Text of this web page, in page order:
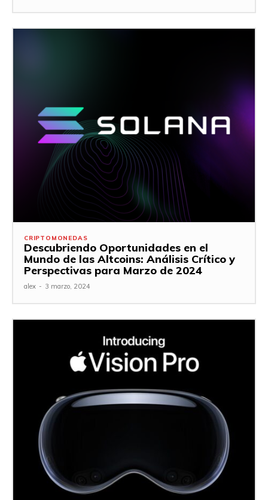
CRIPTOMONEDAS
Descubriendo Oportunidades en el
Mundo de las Altcoins: Análisis Crítico y
Perspectivas para Marzo de 2024
alex - 3 marzo, 2024